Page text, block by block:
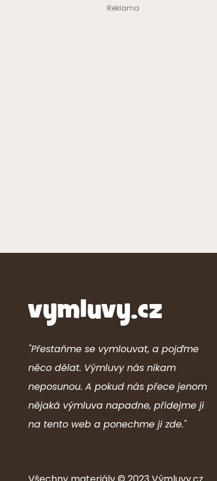
"Přestaňme se vymlouvat, a pojďme
něco dělat. Výmluvy nás nikam
neposunou. A pokud nás přece jenom
nějaká výmluva napadne, přidejme ji
na tento web a ponechme ji zde."